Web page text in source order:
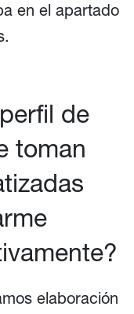
en el apartado
de
toman
elaboración